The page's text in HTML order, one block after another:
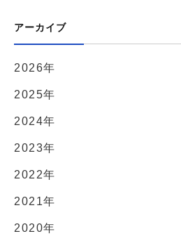
アーカイブ
2026年
2025年
2024年
2023年
2022年
2021年
2020年